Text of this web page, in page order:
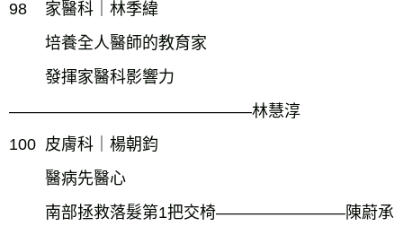
98
家醫科｜林季緯
培養全人醫師的教育家
發揮家醫科影響力
―――――――――――――――林慧淳
100 皮膚科｜楊朝鈞
醫病先醫心
南部拯救落髮第1把交椅――――――――陳蔚承